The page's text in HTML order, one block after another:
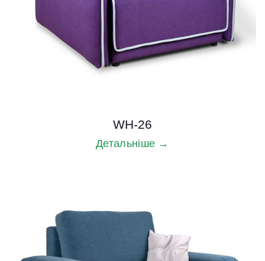
WH-26
Детальніше →